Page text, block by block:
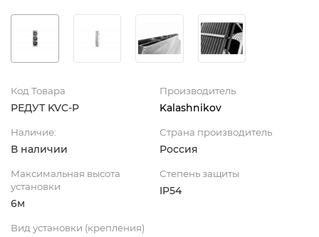
Код Товара
РЕДУТ KVC-P
Производитель
Kalashnikov
Наличие:
В наличии
Страна производитель
Россия
Максимальная высота
установки
6м
Степень защиты
IP54
Вид установки (крепления)